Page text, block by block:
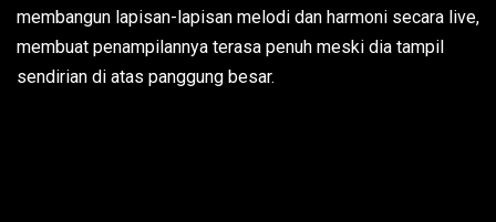
membangun lapisan-lapisan melodi dan harmoni secara live,
membuat penampilannya terasa penuh meski dia tampil
sendirian di atas panggung besar.